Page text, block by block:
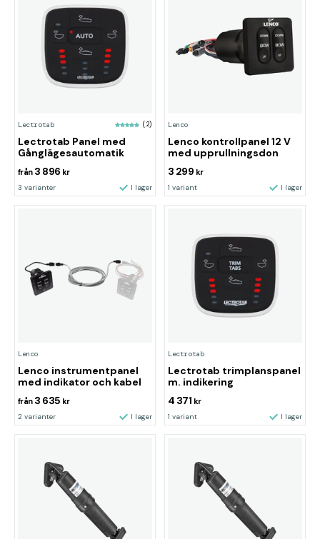
Lectrotab (2)
Lectrotab Panel med
Gånglägesautomatik
från 3 896 kr
3 varianter I lager
Lenco
Lenco kontrollpanel 12 V
med upprullningsdon
3 299 kr
1 variant I lager
Lenco
Lenco instrumentpanel
med indikator och kabel
från 3 635 kr
2 varianter I lager
Lectrotab
Lectrotab trimplanspanel
m. indikering
4 371 kr
1 variant I lager